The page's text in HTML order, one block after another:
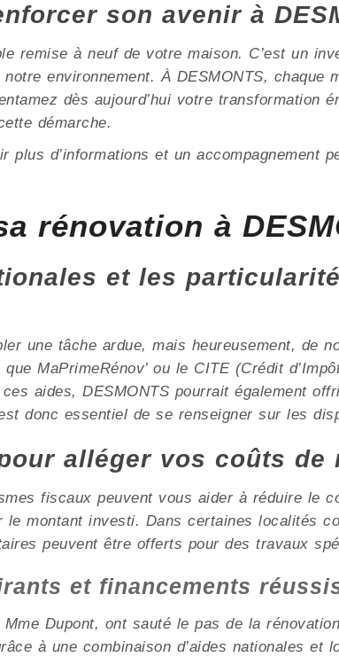
son avenir à
remise à neuf de votre maison. C’est un
environnement. À DESMONTS, chaque
dès aujourd’hui votre transformation
démarche.
plus d’informations et un accompagnement
rénovation à
et les
une tâche ardue, mais heureusement, de
MaPrimeRénov’ ou le CITE (Crédit
aides, DESMONTS pourrait également
donc essentiel de se renseigner sur les
alléger vos coûts de
fiscaux peuvent vous aider à réduire le
montant investi. Dans certaines localités
peuvent être offerts pour des travaux
et financements
Dupont, ont sauté le pas de la
à une combinaison d’aides nationales et